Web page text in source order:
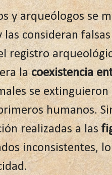
y arqueólogos se
consideran
registro
lacoexistencia
se
humanos.
realizadas a las
inconsistentes,